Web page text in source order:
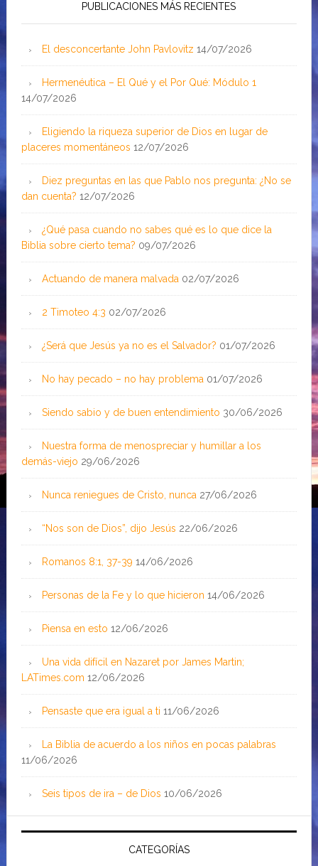
PUBLICACIONES MÁS RECIENTES
El desconcertante John Pavlovitz 14/07/2026
Hermenéutica – El Qué y el Por Qué: Módulo 1
14/07/2026
Eligiendo la riqueza superior de Dios en lugar de
placeres momentáneos 12/07/2026
Diez preguntas en las que Pablo nos pregunta: ¿No se
dan cuenta? 12/07/2026
¿Qué pasa cuando no sabes qué es lo que dice la
Biblia sobre cierto tema? 09/07/2026
Actuando de manera malvada 02/07/2026
2 Timoteo 4:3 02/07/2026
¿Será que Jesús ya no es el Salvador? 01/07/2026
No hay pecado – no hay problema 01/07/2026
Siendo sabio y de buen entendimiento 30/06/2026
Nuestra forma de menospreciar y humillar a los
demás-viejo 29/06/2026
Nunca reniegues de Cristo, nunca 27/06/2026
“Nos son de Dios”, dijo Jesús 22/06/2026
Romanos 8:1, 37-39 14/06/2026
Personas de la Fe y lo que hicieron 14/06/2026
Piensa en esto 12/06/2026
Una vida difícil en Nazaret por James Martin;
LATimes.com 12/06/2026
Pensaste que era igual a ti 11/06/2026
La Biblia de acuerdo a los niños en pocas palabras
11/06/2026
Seis tipos de ira – de Dios 10/06/2026
CATEGORÍAS